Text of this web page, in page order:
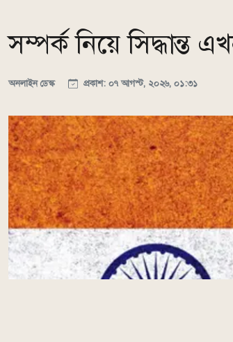
সম্পর্ক নিয়ে সিদ্ধান্ত
অনলাইন ডেস্ক প্রকাশ: ০৭ আগস্ট, ২০২৬, ০১:৩১